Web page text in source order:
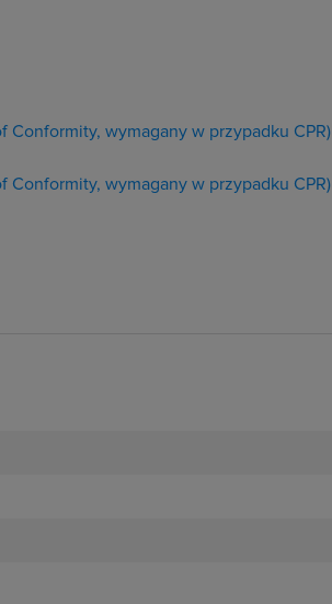
Conformity, wymagany w przypadku CPR)
Conformity, wymagany w przypadku CPR)